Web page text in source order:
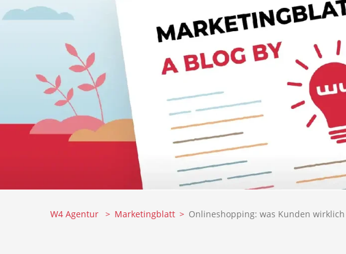
W4 Agentur Marketingblatt Onlineshopping: was Kunden